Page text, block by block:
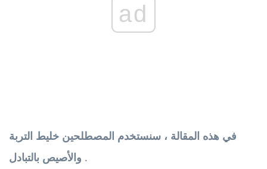
ad
في هذه المقالة ، سنستخدم المصطلحين خليط التربة
والأصيص بالتبادل .